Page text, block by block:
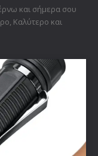
και σήμερα σου
Καλύτερο και